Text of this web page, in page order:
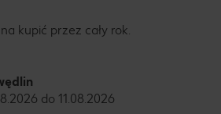
kupić przez cały rok.
do 11.08.2026